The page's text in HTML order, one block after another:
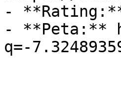
-
- **Peta:**